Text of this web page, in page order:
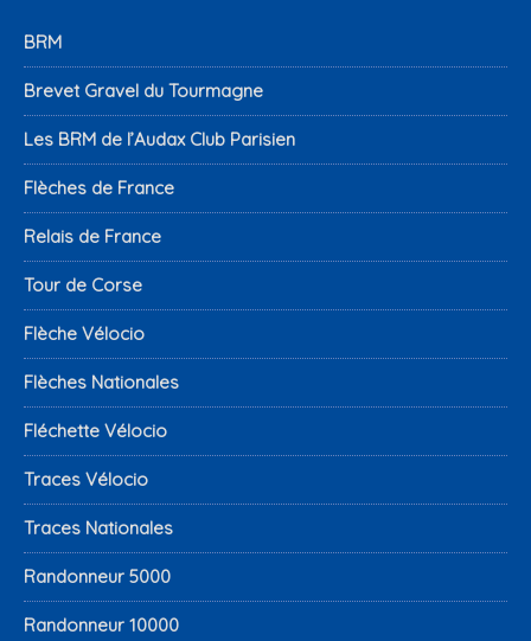
BRM
Brevet Gravel du Tourmagne
Les BRM de l’Audax Club Parisien
Flèches de France
Relais de France
Tour de Corse
Flèche Vélocio
Flèches Nationales
Fléchette Vélocio
Traces Vélocio
Traces Nationales
Randonneur 5000
Randonneur 10000